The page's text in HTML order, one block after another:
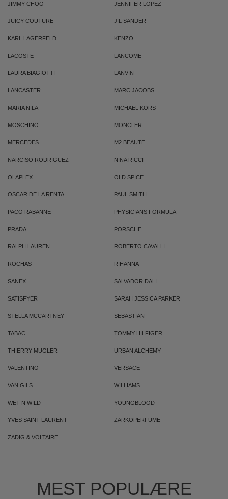
JIMMY CHOO JENNIFER LOPEZ
JUICY COUTURE JIL SANDER
KARL LAGERFELD KENZO
LACOSTE LANCOME
LAURA BIAGIOTTI LANVIN
LANCASTER MARC JACOBS
MARIA NILA MICHAEL KORS
MOSCHINO MONCLER
MERCEDES M2 BEAUTE
NARCISO RODRIGUEZ NINA RICCI
OLAPLEX OLD SPICE
OSCAR DE LA RENTA PAUL SMITH
PACO RABANNE PHYSICIANS FORMULA
PRADA PORSCHE
RALPH LAUREN ROBERTO CAVALLI
ROCHAS RIHANNA
SANEX SALVADOR DALI
SATISFYER SARAH JESSICA PARKER
STELLA MCCARTNEY SEBASTIAN
TABAC TOMMY HILFIGER
THIERRY MUGLER URBAN ALCHEMY
VALENTINO VERSACE
VAN GILS WILLIAMS
WET N WILD YOUNGBLOOD
YVES SAINT LAURENT ZARKOPERFUME
ZADIG & VOLTAIRE
MEST POPULÆRE